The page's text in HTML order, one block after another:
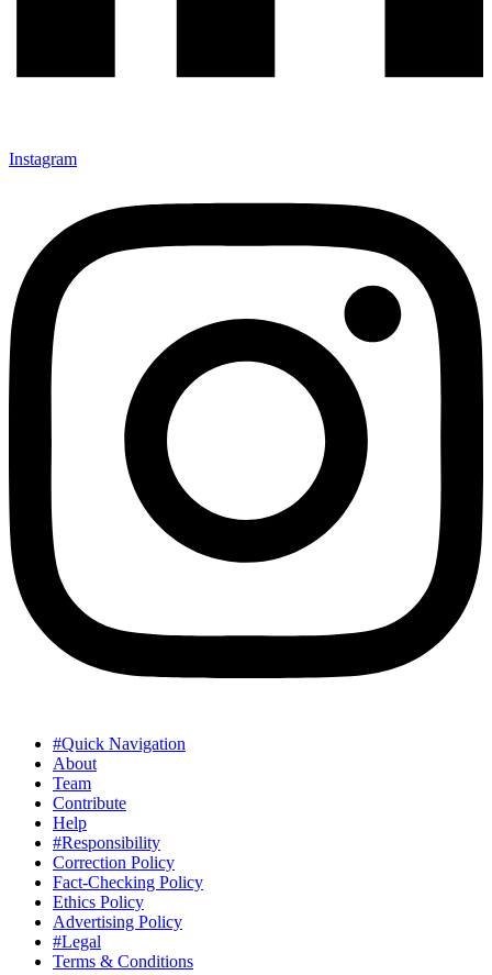
Instagram
#Quick Navigation
About
Team
Contribute
Help
#Responsibility
Correction Policy
Fact-Checking Policy
Ethics Policy
Advertising Policy
#Legal
Terms & Conditions